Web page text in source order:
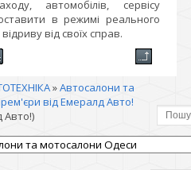
автомобілів, сервісу
в режимі реального
від своїх справ.
»Автосалони та
від Емералд Авто!
Авто!)